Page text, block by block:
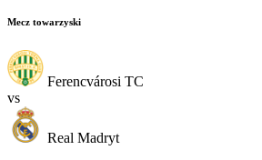
Mecz towarzyski
Ferencvárosi TC
vs
Real Madryt